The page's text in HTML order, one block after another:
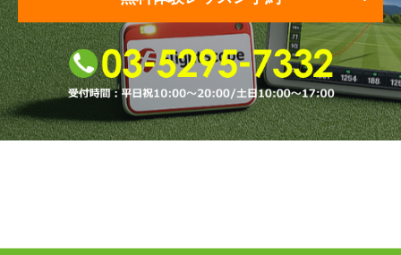
ゴルフが楽しみたい（初心者）
短期間での上達（初心者）
シングルを目指したい（中・上級者）